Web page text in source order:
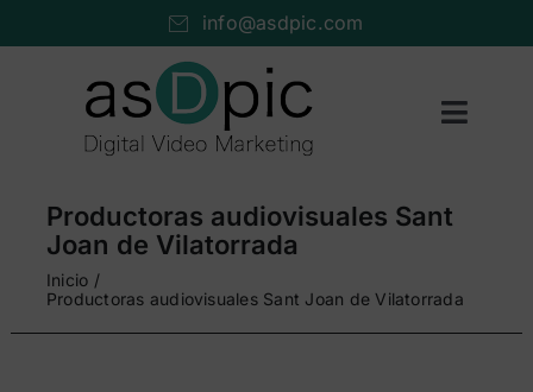
info@asdpic.com
Toggle
Producción audiovisual
Vídeo streaming
Productoras audiovisuales Sant
Joan de Vilatorrada
Inicio
Productoras audiovisuales Sant Joan de Vilatorrada